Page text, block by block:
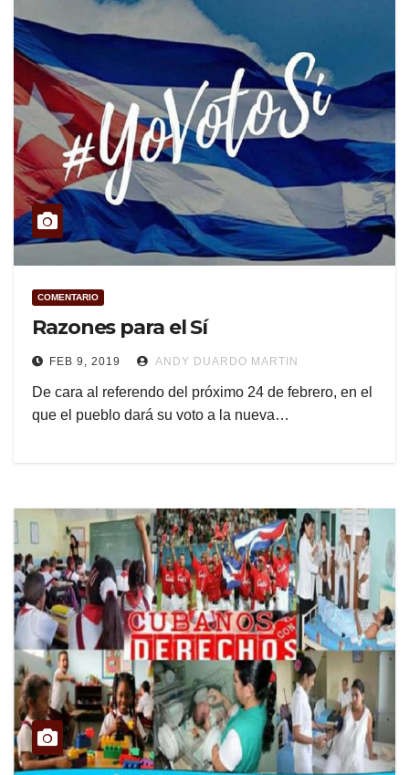
COMENTARIO
Razones para el Sí
FEB 9, 2019 ANDY DUARDO MARTIN
De cara al referendo del próximo 24 de febrero, en el
que el pueblo dará su voto a la nueva…